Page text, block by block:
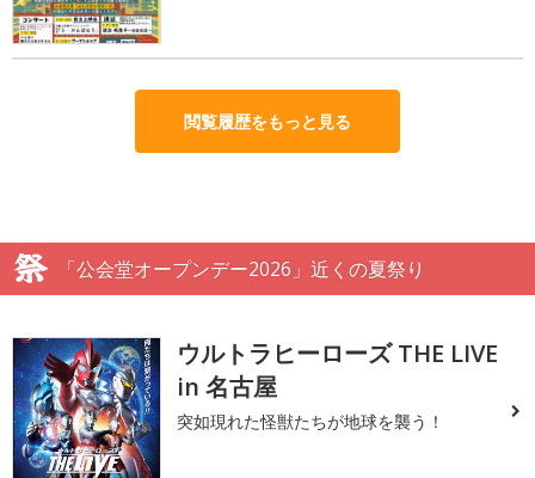
閲覧履歴をもっと見る
「公会堂オープンデー2026」近くの夏祭り
ウルトラヒーローズ THE LIVE
in 名古屋
突如現れた怪獣たちが地球を襲う！